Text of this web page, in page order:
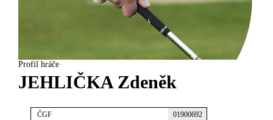
Profil hráče
JEHLIČKA Zdeněk
ČGF 01900692